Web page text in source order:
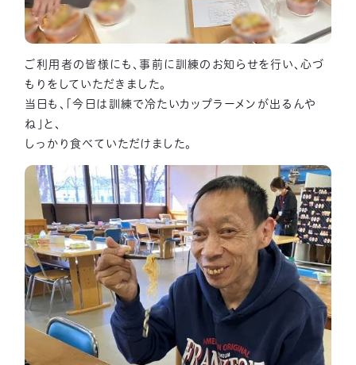
ご利用者の皆様にも、事前に訓練のお知らせを行い、心づ
もりをしていただきました。
当日も、「今日は訓練で冷たいカップラーメンが出るんや
ね」と、
しっかり食べていただけました。